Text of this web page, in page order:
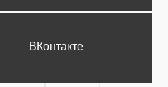
ВКонтакте